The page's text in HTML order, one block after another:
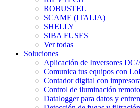
ROBUSTEL
SCAME (ITALIA)
SHELLY
SIBA FUSES
Ver todas
Soluciones
Aplicación de Inversores
Comunica tus equipos con
Contador digital con
Control de iluminación remoto
Datalogger para datos y